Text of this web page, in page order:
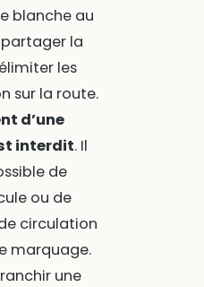
blanche au
la
les
sur la route.
d’une
interdit. Il
de
ou de
circulation
marquage.
une